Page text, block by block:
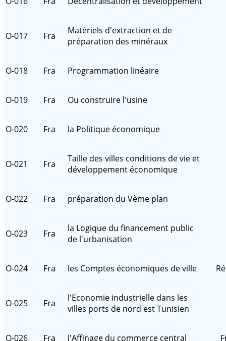
O-017 Fra
Matériels d'extraction et de
préparation des minéraux
O-018 Fra Programmation linéaire
O-019 Fra Ou construire l'usine
O-020 Fra la Politique économique
O-021 Fra
Taille des villes conditions de vie et
développement économique
O-022 Fra préparation du Vème plan
O-023 Fra
la Logique du financement public
de l'urbanisation
O-024 Fra les Comptes économiques de ville
O-025 Fra
l'Economie industrielle dans les
villes ports de nord est Tunisien
O-026 Fra l'Affinage du commerce central